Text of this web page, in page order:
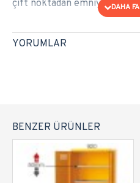
çift noktadan emniyetli kilit
YORUMLAR
BENZER ÜRÜNLER